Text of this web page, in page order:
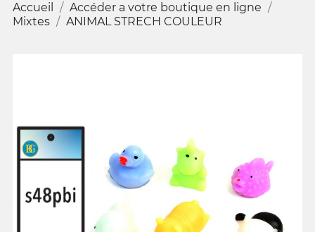
Accueil
Accéder a votre boutique en ligne
Mixtes
ANIMAL STRECH COULEUR